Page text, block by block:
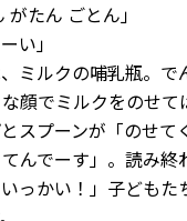
がたん ごとん」
い」
ミルクの哺乳瓶。で
顔でミルクをのせて
スプーンが「のせて
んでーす」。読み終
っかい！」子どもた